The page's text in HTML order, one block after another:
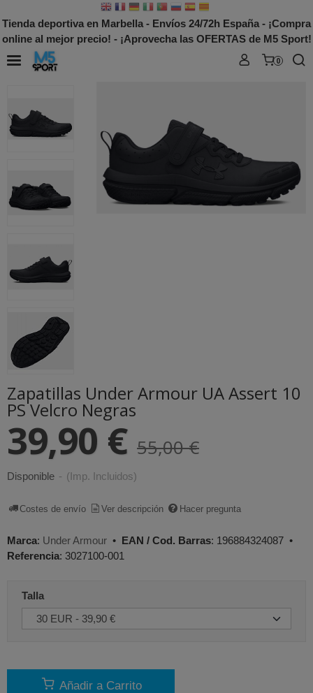
Tienda deportiva en Marbella - Envíos 24/72h España - ¡Compra
online al mejor precio! - ¡Aprovecha las OFERTAS de M5 Sport!
0
Zapatillas Under Armour UA Assert 10
PS Velcro Negras
39,90 € 55,00 €
Disponible - (Imp. Incluidos)
Costes de envío Ver descripción Hacer pregunta
Marca: Under Armour • EAN / Cod. Barras: 196884324087 •
Referencia: 3027100-001
Talla
Añadir a Carrito